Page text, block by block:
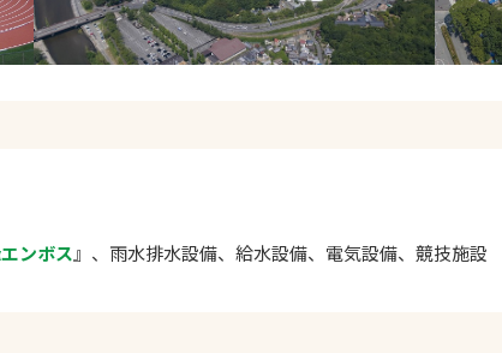
ンボス』、雨水排水設備、給水設備、電気設備、競技施設